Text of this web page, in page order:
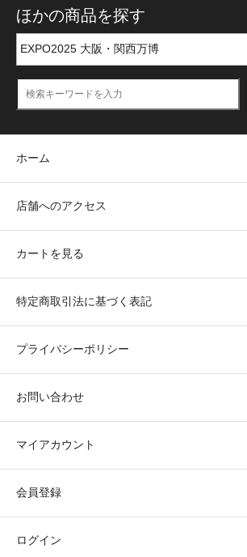
ほかの商品を探す
ホーム
店舗へのアクセス
カートを見る
特定商取引法に基づく表記
プライバシーポリシー
お問い合わせ
マイアカウント
会員登録
ログイン